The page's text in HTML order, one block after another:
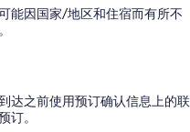
能因国家/地区和住宿而有所不
达之前使用预订确认信息上的联
订。